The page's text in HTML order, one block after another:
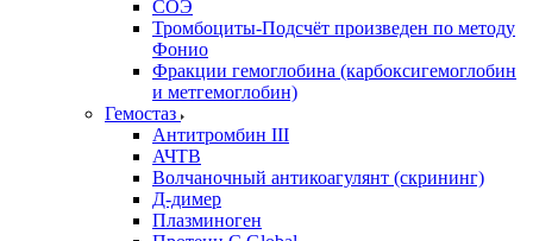
СОЭ
Тромбоциты-Подсчёт произведен по методу
Фонио
Фракции гемоглобина (карбоксигемоглобин
и метгемоглобин)
Гемостаз
Антитромбин III
АЧТВ
Волчаночный антикоагулянт (скрининг)
Д-димер
Плазминоген